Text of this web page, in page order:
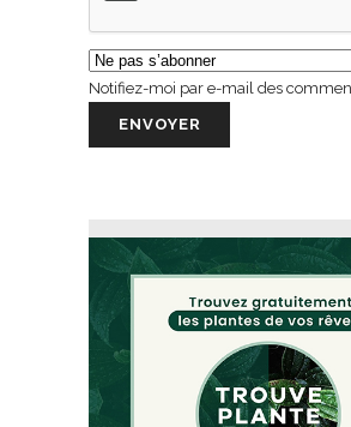
Notifiez-moi par e-mail des